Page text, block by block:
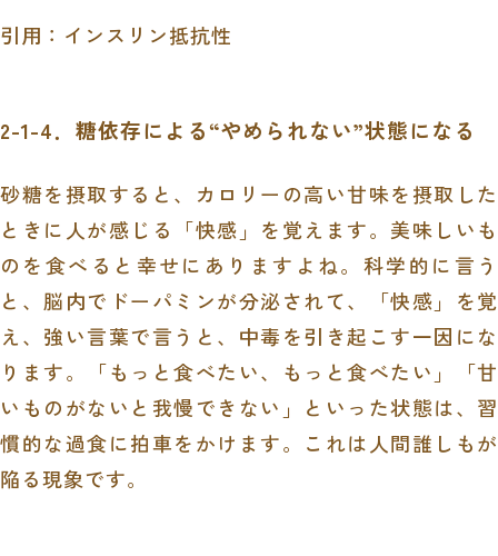
引用：インスリン抵抗性
2-1-4．糖依存による“やめられない”状態になる
砂糖を摂取すると、カロリーの高い甘味を摂取した
ときに人が感じる「快感」を覚えます。美味しいも
のを食べると幸せにありますよね。科学的に言う
と、脳内でドーパミンが分泌されて、「快感」を覚
え、強い言葉で言うと、中毒を引き起こす一因にな
ります。「もっと食べたい、もっと食べたい」「甘
いものがないと我慢できない」といった状態は、習
慣的な過食に拍車をかけます。これは人間誰しもが
陥る現象です。